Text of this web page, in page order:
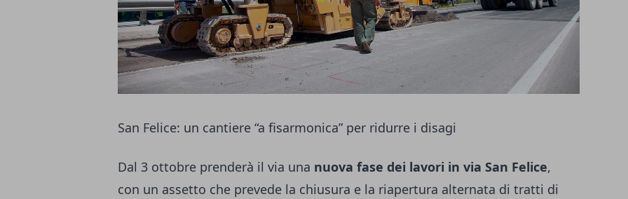
San Felice: un cantiere “a fisarmonica” per ridurre i disagi
Dal 3 ottobre prenderà il via una nuova fase dei lavori in via San Felice,
con un assetto che prevede la chiusura e la riapertura alternata di tratti di